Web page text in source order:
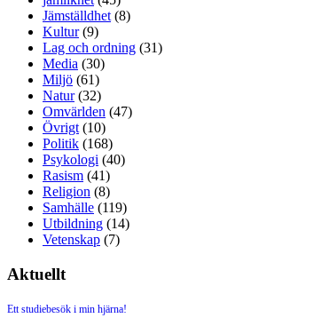
Jämställdhet (8)
Kultur(9)
Lag och ordning (31)
Media (30)
Miljö (61)
Natur(32)
Omvärlden (47)
Övrigt (10)
Politik (168)
Psykologi (40)
Rasism (41)
Religion (8)
Samhälle (119)
Utbildning (14)
Vetenskap (7)
Aktuellt
Ett studiebesök i min hjärna!